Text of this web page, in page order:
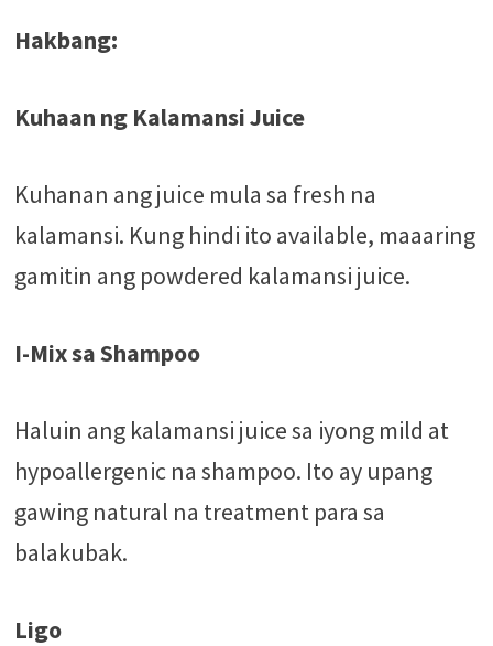
Hakbang:
Kuhaan ng Kalamansi Juice
Kuhanan ang juice mula sa fresh na
kalamansi. Kung hindi ito available, maaaring
gamitin ang powdered kalamansi juice.
I-Mix sa Shampoo
Haluin ang kalamansi juice sa iyong mild at
hypoallergenic na shampoo. Ito ay upang
gawing natural na treatment para sa
balakubak.
Ligo